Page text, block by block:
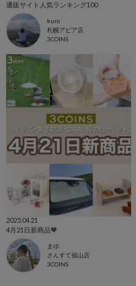
通販サイト人気ランキング100
kuro
札幌アピア店
3COINS
2025.04.21
4月21日新商品🧡
まゆ
さんすて福山店
3COINS